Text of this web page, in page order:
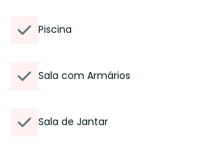
Piscina
Sala com Armários
Sala de Jantar